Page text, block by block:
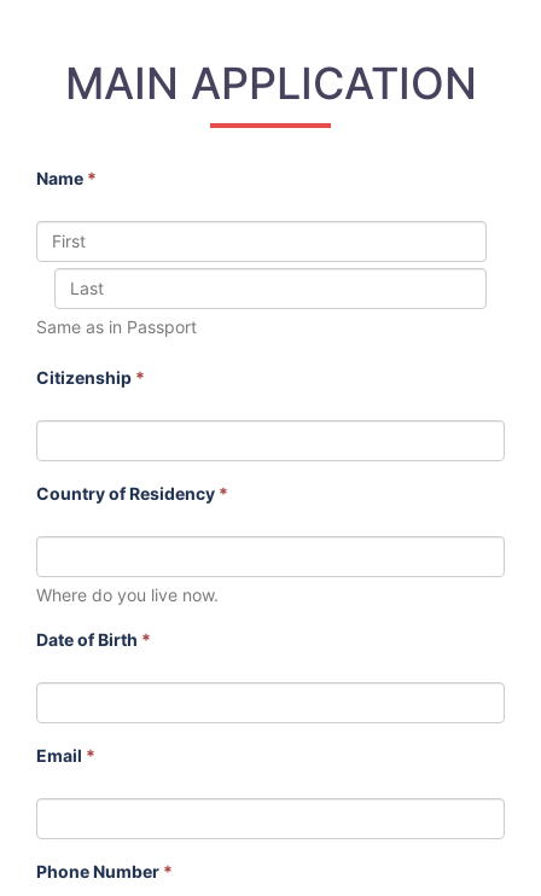
MAIN APPLICATION
Name *
Same as in Passport
Citizenship *
Country of Residency *
Where do you live now.
Date of Birth *
Email *
Phone Number *